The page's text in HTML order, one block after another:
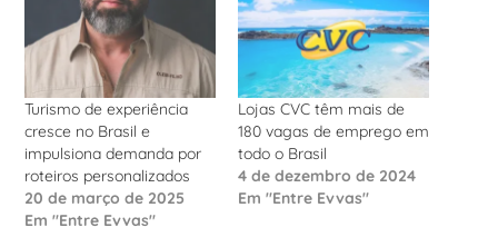
Turismo de experiência
cresce no Brasil e
impulsiona demanda por
roteiros personalizados
20 de março de 2025
Em "Entre Evvas"
Lojas CVC têm mais de
180 vagas de emprego em
todo o Brasil
4 de dezembro de 2024
Em "Entre Evvas"